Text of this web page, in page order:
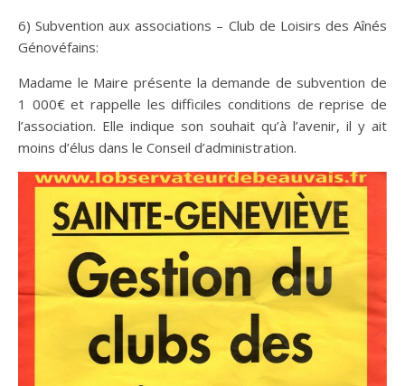
6) Subvention aux associations – Club de Loisirs des Aînés
Génovéfains:
Madame le Maire présente la demande de subvention de
1 000€ et rappelle les difficiles conditions de reprise de
l’association. Elle indique son souhait qu’à l’avenir, il y ait
moins d’élus dans le Conseil d’administration.